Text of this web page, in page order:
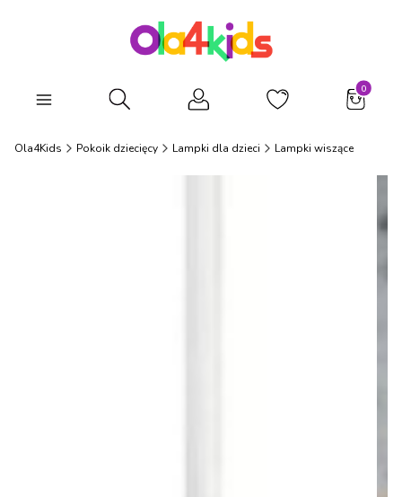
Otwórz wyszukiwarkę
Ola4Kids Pokoik dziecięcy Lampki dla dzieci Lampki wiszące